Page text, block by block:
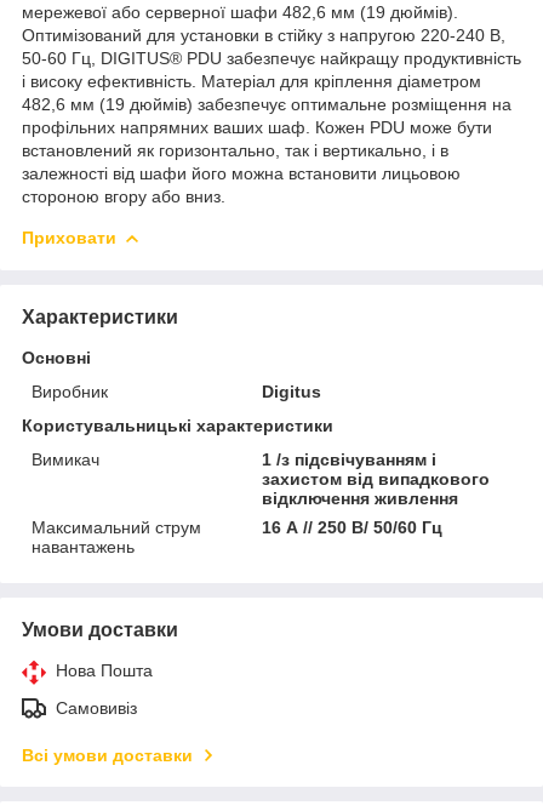
мережевої або серверної шафи 482,6 мм (19 дюймів).
Оптимізований для установки в стійку з напругою 220-240 В,
50-60 Гц, DIGITUS® PDU забезпечує найкращу продуктивність
і високу ефективність. Матеріал для кріплення діаметром
482,6 мм (19 дюймів) забезпечує оптимальне розміщення на
профільних напрямних ваших шаф. Кожен PDU може бути
встановлений як горизонтально, так і вертикально, і в
залежності від шафи його можна встановити лицьовою
стороною вгору або вниз.
Приховати
Характеристики
Основні
Виробник
Digitus
Користувальницькі характеристики
Вимикач
1 /з підсвічуванням і
захистом від випадкового
відключення живлення
Максимальний струм
навантажень
16 А // 250 В/ 50/60 Гц
Умови доставки
Нова Пошта
Самовивіз
Всі умови доставки